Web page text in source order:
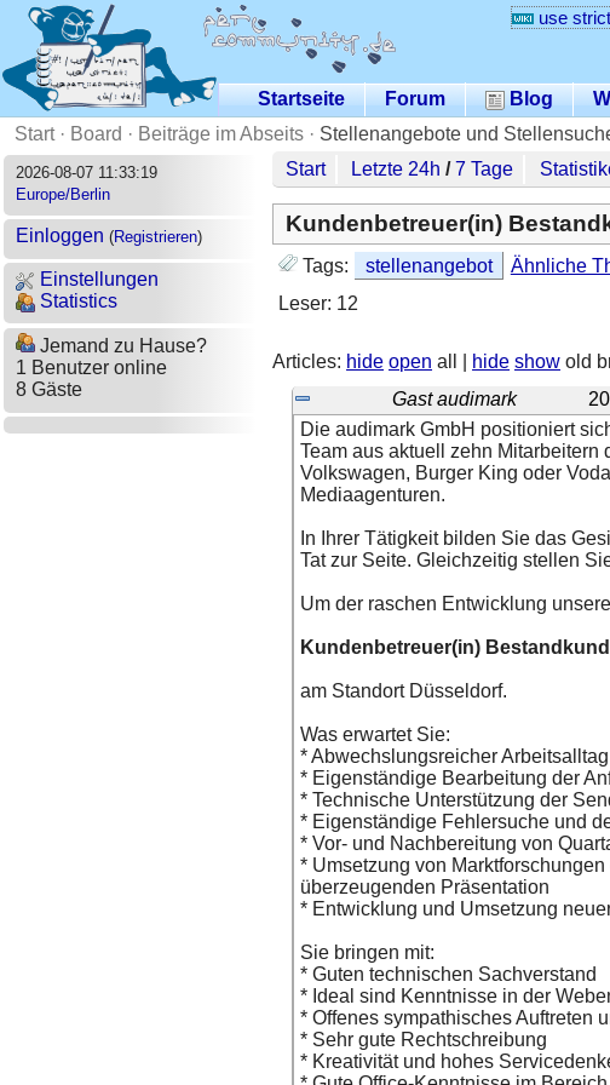
use
Startseite Forum Blog
Start· Board · Beiträge im Abseits · Stellenangebote und
2026-08-07 11:33:19
Europe/Berlin
Einloggen (Registrieren)
Einstellungen
Statistics
Jemand zu Hause?
1 Benutzer online
8 Gäste
Start Letzte 24h /7 Tage
Kundenbetreuer(in)
Tags: stellenangebot
Ähnliche
Leser: 12
Articles: hide open all | hide show old
Gast audimark
Die audimark GmbH positioniert
Team aus aktuell zehn
Volkswagen, Burger King oder
Mediaagenturen.
In Ihrer Tätigkeit bilden Sie das
Tat zur Seite. Gleichzeitig stellen
Um der raschen Entwicklung
Kundenbetreuer(in)
am Standort Düsseldorf.
Was erwartet Sie:
* Abwechslungsreicher
* Eigenständige Bearbeitung der
* Technische Unterstützung der
* Eigenständige Fehlersuche und
* Vor- und Nachbereitung von
* Umsetzung von
überzeugenden Präsentation
* Entwicklung und Umsetzung
Sie bringen mit:
* Guten technischen Sachverstand
* Ideal sind Kenntnisse in der
* Offenes sympathisches Auftreten
* Sehr gute Rechtschreibung
* Kreativität und hohes